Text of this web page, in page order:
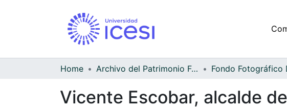
Home Archivo del Patrimonio Fotográfico y Fílmico del Valle del Cauca
Vicente Escobar, alcalde